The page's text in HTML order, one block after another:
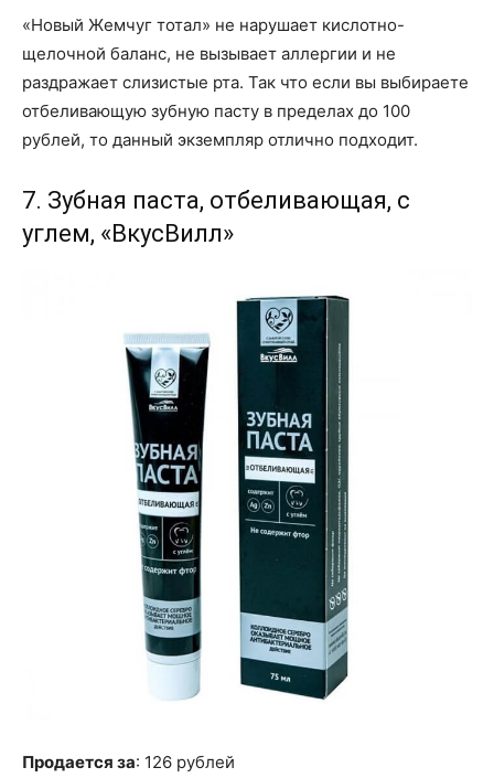
«Новый Жемчуг тотал» не нарушает кислотно-
щелочной баланс, не вызывает аллергии и не
раздражает слизистые рта. Так что если вы выбираете
отбеливающую зубную пасту в пределах до 100
рублей, то данный экземпляр отлично подходит.
7. Зубная паста, отбеливающая, с
углем, «ВкусВилл»
Продается за: 126 рублей